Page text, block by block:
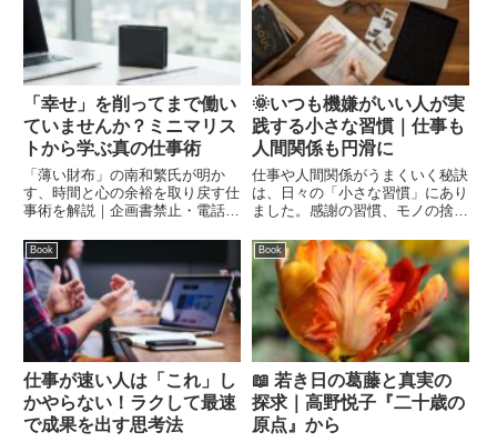
「幸せ」を削ってまで働い
ていませんか？ミニマリス
トから学ぶ真の仕事術
「薄い財布」の南和繁氏が明か
す、時間と心の余裕を取り戻す仕
事術を解説｜企画書禁止・電話応
「本当にやりたいこと」に集中す
る方法とは？自分らしい働き方を
見つけたい方必見です。
🌞いつも機嫌がいい人が実
践する小さな習慣｜仕事も
人間関係も円滑に
仕事や人間関係がうまくいく秘訣
は、日々の「小さな習慣」にあり
ました。感謝の習慣、モノの捨て
機嫌よく生きるためのヒントを有
川真由美氏の著書から具体的に解
説します。
Book
仕事が速い人は「これ」し
かやらない！ラクして最速
で成果を出す思考法
Book
📖 若き日の葛藤と真実の
探求｜高野悦子『二十歳の
原点』から